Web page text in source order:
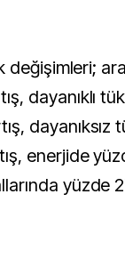
değişimleri; ara
dayanıklı
dayanıksız
enerjide
yüzde